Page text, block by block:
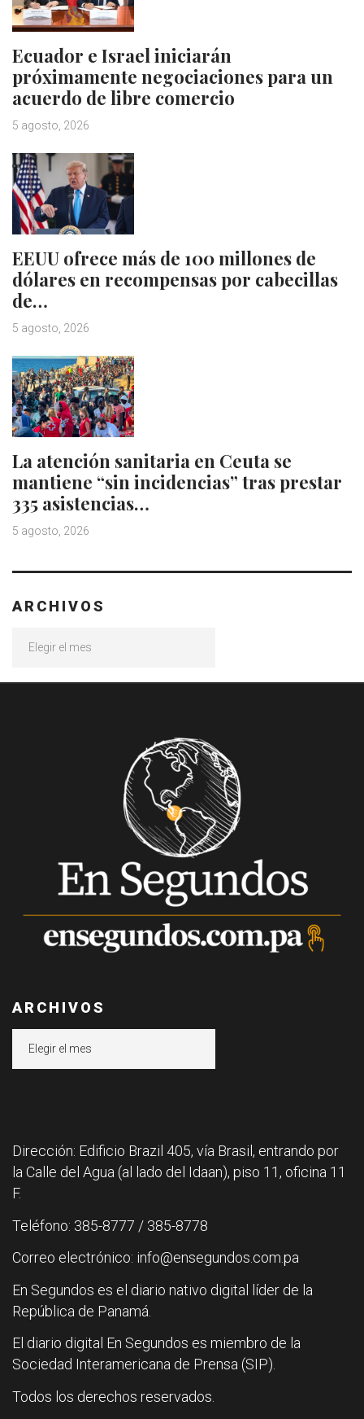
Ecuador e Israel iniciarán
próximamente negociaciones para un
acuerdo de libre comercio
5 agosto, 2026
EEUU ofrece más de 100 millones de
dólares en recompensas por cabecillas
de…
5 agosto, 2026
La atención sanitaria en Ceuta se
mantiene “sin incidencias” tras prestar
335 asistencias…
5 agosto, 2026
ARCHIVOS
ARCHIVOS
Dirección: Edificio Brazil 405, vía Brasil, entrando por
la Calle del Agua (al lado del Idaan), piso 11, oficina 11
F.
Teléfono: 385-8777 / 385-8778
Correo electrónico: info@ensegundos.com.pa
En Segundos es el diario nativo digital líder de la
República de Panamá.
El diario digital En Segundos es miembro de la
Sociedad Interamericana de Prensa (SIP).
Todos los derechos reservados.